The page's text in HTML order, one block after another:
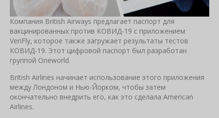
Компания British Airways предлагает паспорт для
вакцинированных против КОВИД-19 с приложением
VeriFly, которое также загружает результаты тестов
КОВИД-19. Этот цифровой паспорт был разработан
группой Oneworld.
British Airlines начинает использование этого приложения
между Лондоном и Нью-Йорком, чтобы затем
окончательно внедрить его, как это сделала American
Airlines.